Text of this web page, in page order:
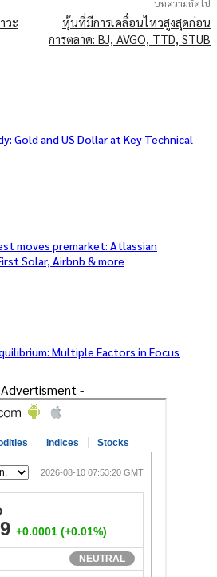
วะ
บทความถัดไป
หุ้นที่มีการเคลื่อนไหวสูงสุดก่อน
การตลาด: BJ, AVGO, TTD, STUB
Gold and US Dollar at Key Technical
moves premarket: Atlassian
Solar, Airbnb & more
Multiple Factors in Focus
-